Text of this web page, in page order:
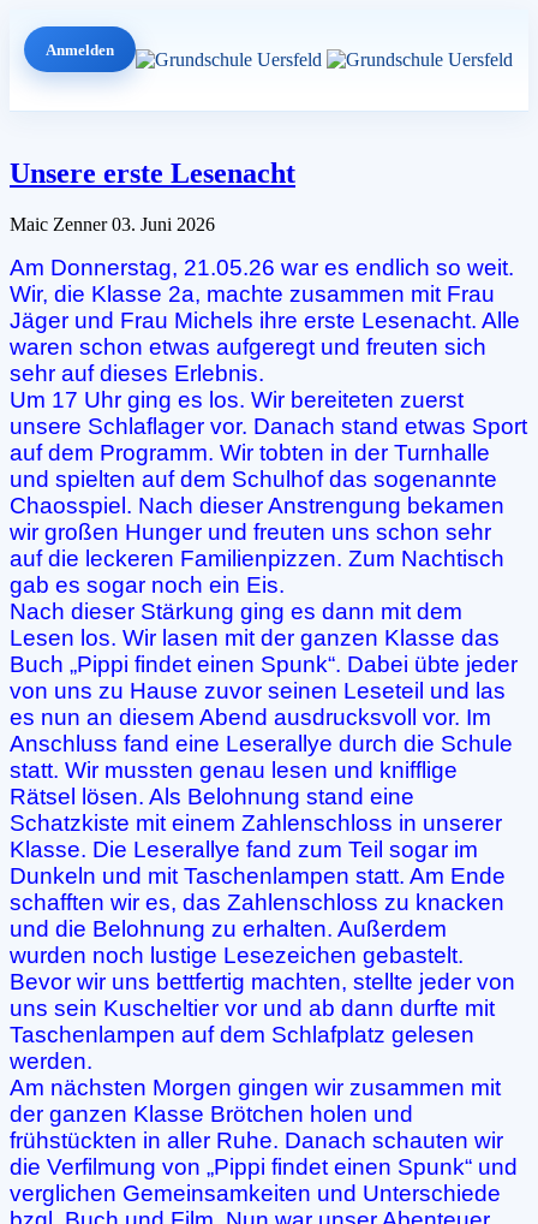
Anmelden
Unsere erste Lesenacht
Maic Zenner 03. Juni 2026
Am Donnerstag, 21.05.26 war es endlich so weit.
Wir, die Klasse 2a, machte zusammen mit Frau
Jäger und Frau Michels ihre erste Lesenacht. Alle
waren schon etwas aufgeregt und freuten sich
sehr auf dieses Erlebnis.
Um 17 Uhr ging es los. Wir bereiteten zuerst
unsere Schlaflager vor. Danach stand etwas Sport
auf dem Programm. Wir tobten in der Turnhalle
und spielten auf dem Schulhof das sogenannte
Chaosspiel. Nach dieser Anstrengung bekamen
wir großen Hunger und freuten uns schon sehr
auf die leckeren Familienpizzen. Zum Nachtisch
gab es sogar noch ein Eis.
Nach dieser Stärkung ging es dann mit dem
Lesen los. Wir lasen mit der ganzen Klasse das
Buch „Pippi findet einen Spunk“. Dabei übte jeder
von uns zu Hause zuvor seinen Leseteil und las
es nun an diesem Abend ausdrucksvoll vor. Im
Anschluss fand eine Leserallye durch die Schule
statt. Wir mussten genau lesen und knifflige
Rätsel lösen. Als Belohnung stand eine
Schatzkiste mit einem Zahlenschloss in unserer
Klasse. Die Leserallye fand zum Teil sogar im
Dunkeln und mit Taschenlampen statt. Am Ende
schafften wir es, das Zahlenschloss zu knacken
und die Belohnung zu erhalten. Außerdem
wurden noch lustige Lesezeichen gebastelt.
Bevor wir uns bettfertig machten, stellte jeder von
uns sein Kuscheltier vor und ab dann durfte mit
Taschenlampen auf dem Schlafplatz gelesen
werden.
Am nächsten Morgen gingen wir zusammen mit
der ganzen Klasse Brötchen holen und
frühstückten in aller Ruhe. Danach schauten wir
die Verfilmung von „Pippi findet einen Spunk“ und
verglichen Gemeinsamkeiten und Unterschiede